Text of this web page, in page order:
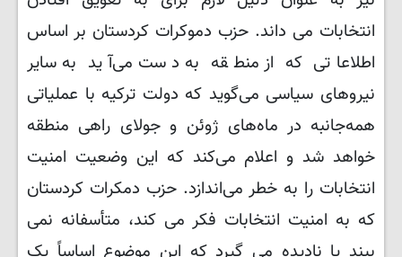
انتخابات می داند. حزب دموکرات کردستان بر اساس
اطلاعاتی که از منطقه به دست می‌آید به سایر
نیروهای سیاسی می‌گوید که دولت ترکیه با عملیاتی
همه‌جانبه در ماه‌های ژوئن و جولای راهی منطقه
خواهد شد و اعلام می‌کند که این وضعیت امنیت
انتخابات را به خطر می‌اندازد. حزب دمکرات کردستان
که به امنیت انتخابات فکر می کند، متأسفانه نمی
بیند یا نادیده می گیرد که این موضوع اساساً یک